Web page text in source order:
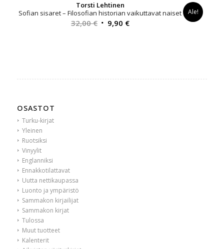
Torsti Lehtinen
Sofian sisaret – Filosofian historian vaikuttavat naiset
32,00€ Alkuperäinen
9,90 €Nykyinen
Ale!
OSASTOT
Turku-kirjat
Yleinen
Ruotsiksi
Vinyylit
Englanniksi
Ennakkotilattavat
Uutta nettikaupassa
Luonto ja ympäristö
Sammakon kirjailijat
Sammakon kirjat
Tulossa
Muut tuotteet
Kalenterit